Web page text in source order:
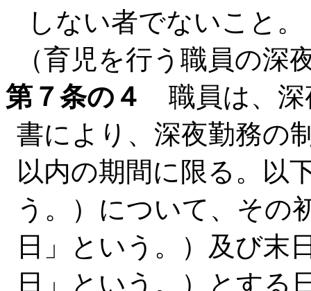
しない者でないこと。
（育児を行う職員の深
第７条の４
職員は、深
書により、深夜勤務の
以内の期間に限る。以
う。）について、その
日」という。）及び末
日」という。）とする